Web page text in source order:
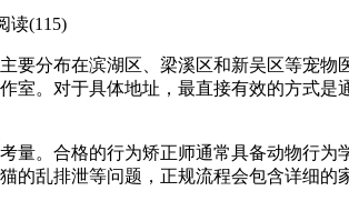
读(115)
要分布在滨湖区、梁溪区和新吴区等宠
室。对于具体地址，最直接有效的方式
量。合格的行为矫正师通常具备动物行
的乱排泄等问题，正规流程会包含详细的